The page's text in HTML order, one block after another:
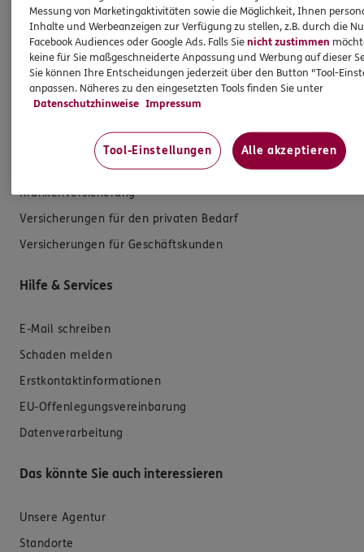
Produkte
Zahnversicherungen
Kfz-Versicherung
Krankenversicherung
Versicherungen für den privaten Bedarf
Versicherungen für Geschäftskunden
Hilfe & Services
E-Mail schreiben
Schaden melden
Erstkontaktinformationen
EU-Offenlegungsvereinbarung
Datenverarbeitung
Das könnte Sie auch interessieren
Unsere Agentur
Standorte
Messung von Marketingaktivitäten sowie die Möglichkeit, Ihnen
Inhalte und Werbeanzeigen zur Verfügung zu stellen, z.B. durch die
Facebook Audiences oder Google Ads. Falls Sienicht zustimmen
keine für Sie maßgeschneiderte Anpassung und Werbung auf dieser
Sie können Ihre Entscheidungen jederzeit über den Button "Tool-
anpassen. Näheres zu den eingesetzten Tools finden Sie unter
Datenschutzhinweise Impressum
Tool-Einstellungen Alle akzeptieren